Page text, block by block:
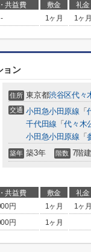
共益費 敷金 礼金
- 1ヶ月 1ヶ月
ョン
住所 東京都渋谷区代々
交通 小田急小田原線 「
千代田線 「代々木
小田急小田原線 「
築年 築3年 階数 7階建
共益費 敷金 礼金
円 1ヶ月 1ヶ月
円 1ヶ月